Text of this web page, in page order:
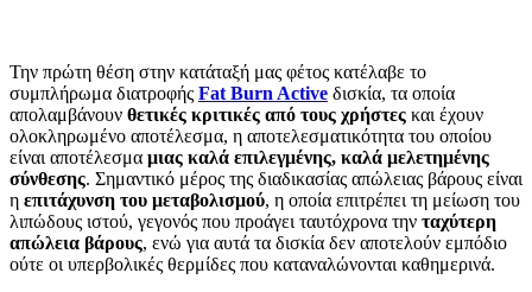
Την πρώτη θέση στην κατάταξή μας φέτος κατέλαβε το
συμπλήρωμα διατροφής Fat Burn Active δισκία, τα οποία
απολαμβάνουν θετικές κριτικές από τους χρήστες και έχουν
ολοκληρωμένο αποτέλεσμα, η αποτελεσματικότητα του οποίου
είναι αποτέλεσμα μιας καλά επιλεγμένης, καλά μελετημένης
σύνθεσης. Σημαντικό μέρος της διαδικασίας απώλειας βάρους είναι
η επιτάχυνση του μεταβολισμού, η οποία επιτρέπει τη μείωση του
λιπώδους ιστού, γεγονός που προάγει ταυτόχρονα την ταχύτερη
απώλεια βάρους, ενώ για αυτά τα δισκία δεν αποτελούν εμπόδιο
ούτε οι υπερβολικές θερμίδες που καταναλώνονται καθημερινά.